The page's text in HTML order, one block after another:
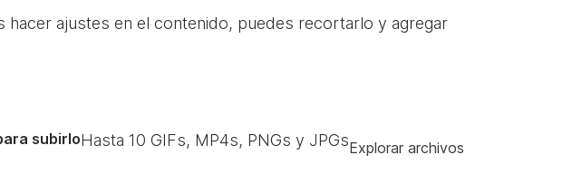
hacer ajustes en el contenido, puedes recortarlo y agregar
subirloHasta 10 GIFs, MP4s, PNGs y JPGsExplorar archivos